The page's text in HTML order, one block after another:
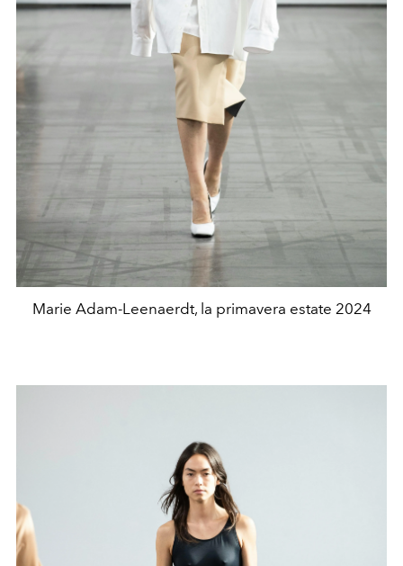
Marie Adam-Leenaerdt, la primavera estate 2024